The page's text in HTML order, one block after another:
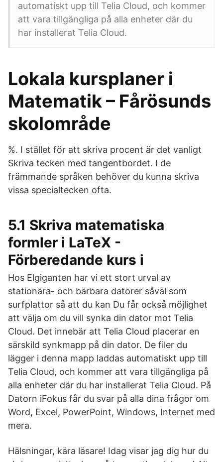
automatiskt upp till Telia Cloud, och kommer
att vara tillgängliga på alla enheter där du
har installerat Telia Cloud.
Lokala kursplaner i
Matematik – Fårösunds
skolområde
%. I stället för att skriva procent är det vanligt
Skriva tecken med tangentbordet. I de
främmande språken behöver du kunna skriva
vissa specialtecken ofta.
5.1 Skriva matematiska
formler i LaTeX -
Förberedande kurs i
Hos Elgiganten har vi ett stort urval av
stationära- och bärbara datorer såväl som
surfplattor så att du kan Du får också möjlighet
att välja om du vill synka din dator mot Telia
Cloud. Det innebär att Telia Cloud placerar en
särskild synkmapp på din dator. De filer du
lägger i denna mapp laddas automatiskt upp till
Telia Cloud, och kommer att vara tillgängliga på
alla enheter där du har installerat Telia Cloud. På
Datorn iFokus får du svar på alla dina frågor om
Word, Excel, PowerPoint, Windows, Internet med
mera.
Hälsningar, kära läsare! Idag visar jag dig hur du